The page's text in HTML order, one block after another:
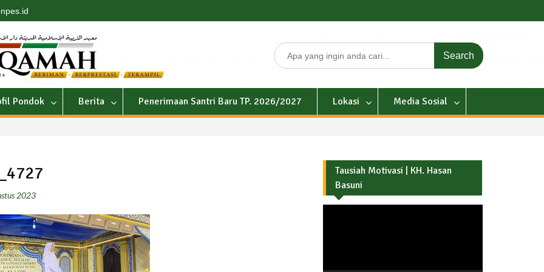
Search
for:
Pondok Berita Penerimaan Santri Baru TP. 2026/2027 Lokasi Media Sosial
2023
Tausiah Motivasi | KH. Hasan
Basuni